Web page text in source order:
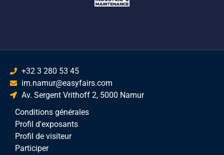
+32 3 280 53 45
im.namur@easyfairs.com
Av. Sergent Vrithoff 2, 5000 Namur
Conditions générales
Profil d'exposants
Profil de visiteur
Participer